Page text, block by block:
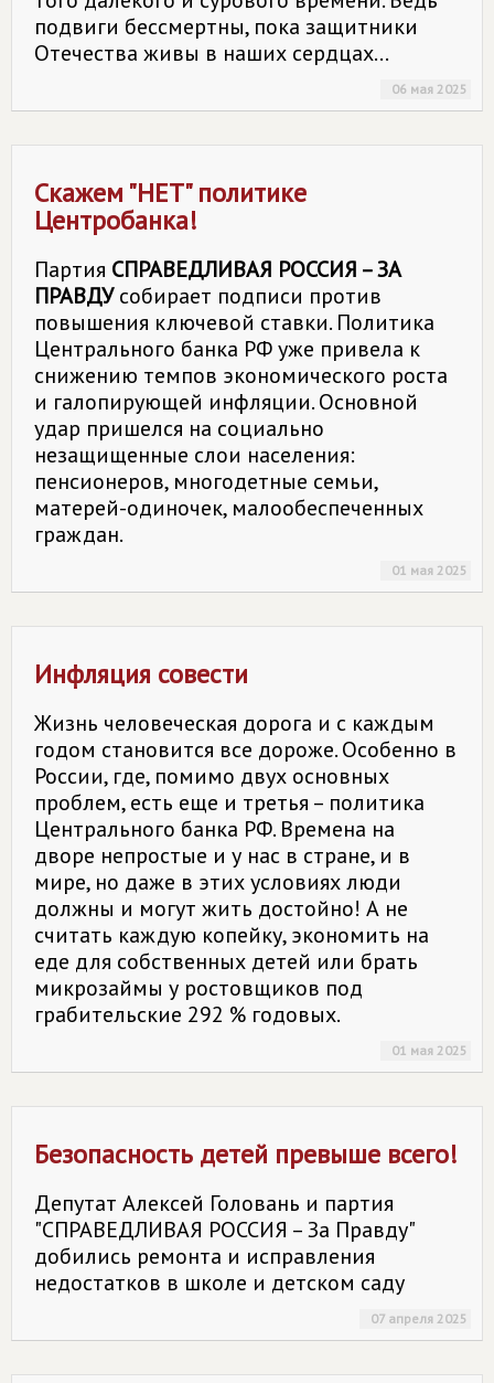
подвиги бессмертны, пока защитники
Отечества живы в наших сердцах...
06 мая 2025
Скажем "НЕТ" политике
Центробанка!
Партия СПРАВЕДЛИВАЯ РОССИЯ – ЗА
ПРАВДУсобирает подписи против
повышения ключевой ставки. Политика
Центрального банка РФ уже привела к
снижению темпов экономического роста
и галопирующей инфляции. Основной
удар пришелся на социально
незащищенные слои населения:
пенсионеров, многодетные семьи,
матерей-­одиночек, малообеспеченных
граждан.
01 мая 2025
Инфляция совести
Жизнь человеческая дорога и с каждым
годом становится все дороже. Особенно в
России, где, помимо двух основных
проблем, есть еще и третья – политика
Центрального банка РФ. Времена на
дворе непростые и у нас в стране, и в
мире, но даже в этих условиях люди
должны и могут жить достойно! А не
считать каждую копейку, экономить на
еде для собственных детей или брать
микрозаймы у ростовщиков под
грабительские 292 % годовых.
01 мая 2025
Безопасность детей превыше всего!
Депутат Алексей Головань и партия
"СПРАВЕДЛИВАЯ РОССИЯ – За Правду"
добились ремонта и исправления
недостатков в школе и детском саду
07 апреля 2025